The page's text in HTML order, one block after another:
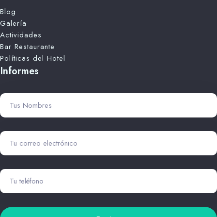
Blog
Galería
Actividades
Bar Restaurante
Políticas del Hotel
Informes